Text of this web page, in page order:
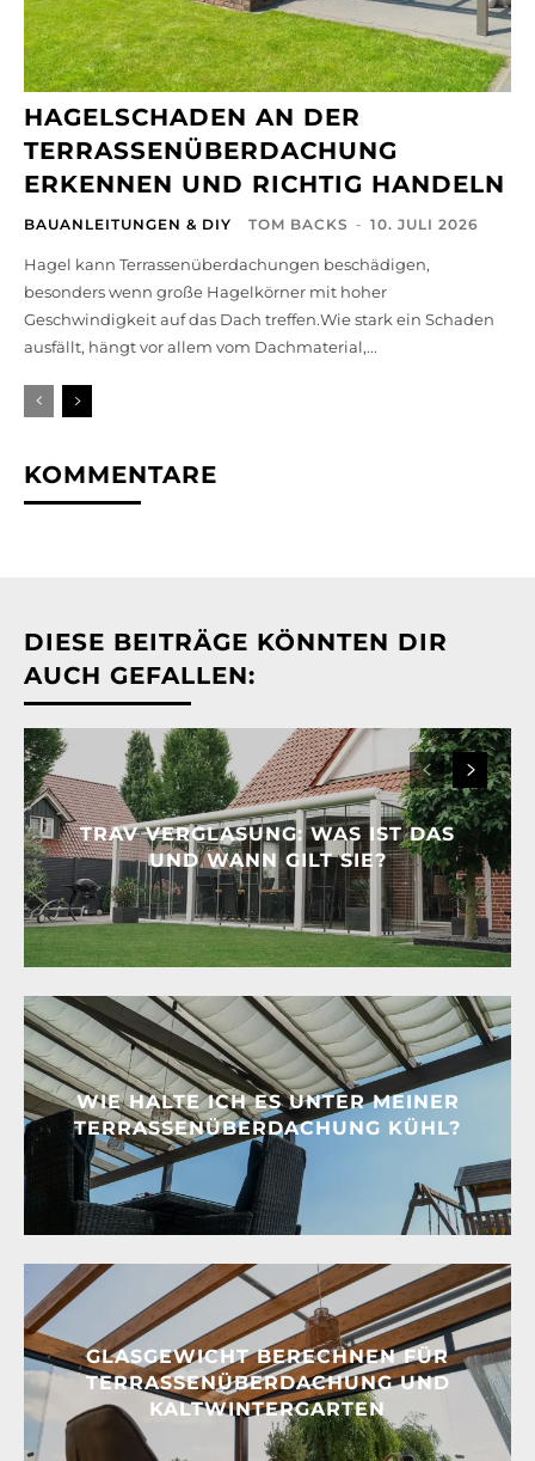
HAGELSCHADEN AN DER
TERRASSENÜBERDACHUNG
ERKENNEN UND RICHTIG HANDELN
BAUANLEITUNGEN & DIY TOM BACKS - 10. JULI 2026
Hagel kann Terrassenüberdachungen beschädigen,
besonders wenn große Hagelkörner mit hoher
Geschwindigkeit auf das Dach treffen.Wie stark ein Schaden
ausfällt, hängt vor allem vom Dachmaterial,...
KOMMENTARE
DIESE BEITRÄGE KÖNNTEN DIR
AUCH GEFALLEN:
TRAV VERGLASUNG: WAS IST DAS
UND WANN GILT SIE?
WIE HALTE ICH ES UNTER MEINER
TERRASSENÜBERDACHUNG KÜHL?
GLASGEWICHT BERECHNEN FÜR
TERRASSENÜBERDACHUNG UND
KALTWINTERGARTEN